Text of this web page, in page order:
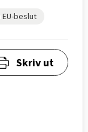
beslut
Skriv ut